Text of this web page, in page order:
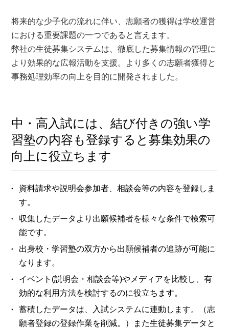
将来的な少子化の流れに伴い、志願者の獲得は学校運営
における重要課題の一つであると言えます。
弊社の生徒募集システムは、徹底した募集情報の管理に
より効果的な広報活動を支援。より多くの志願者獲得と
事務処理効率の向上を目的に開発されました。
中・高入試には、結び付きの強い学
習塾の内容も登録すると募集効果の
向上に役立ちます
資料請求や説明会参加者、相談会等の内容を登録しま
す。
収集したデータより出願候補者を様々な条件で検索可
能です。
出身校・学習塾の双方から出願候補者の追跡が可能に
なります。
イベント(説明会・相談会等)やメディアを比較し、有
効的な利用方法を検討するのに役立ちます。
蓄積したデータは、入試システムに連動します。（志
願者登録の登録作業を削減。）また生徒募集データと